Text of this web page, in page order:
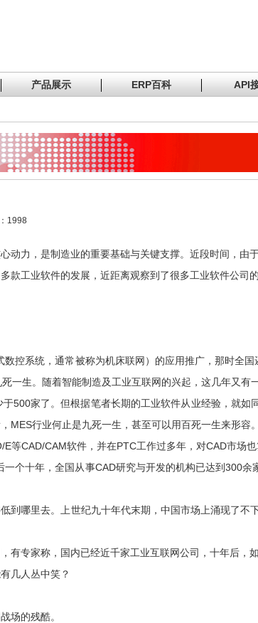
产品展示 ERP百科 API
1998
动力，是制造业的重要基础与关键支撑。近段时间，由
款工业软件的发展，近距离观察到了很多工业软件公司
控系统，通常被称为机床联网）的应用推广，那时全
一生。随着智能制造及工业互联网的兴起，这几年又有
500家了。但根据笔者长期的工业软件从业经验，就
MES行业何止是九死一生，甚至可以用百死一生来形容。
等CAD/CAM软件，并在PTC工作过多年，对CAD市
一个十年，全国从事CAD研究与开发的机构已达到300
到哪里去。上世纪九十年代末期，中国市场上涌现了
有专家称，国内已经近千家工业互联网公司，十年后
几人丛中笑？
场的残酷。